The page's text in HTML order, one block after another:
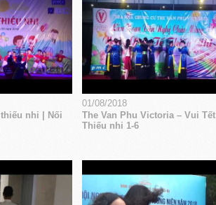
nhi | Nối
01/08/2018
The Van Phu Victoria – Vui Tết
Thiếu nhi 1-6